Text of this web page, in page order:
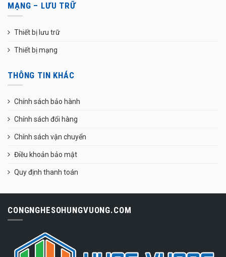
MẠNG – LƯU TRỮ
Thiết bị lưu trữ
Thiết bị mạng
THÔNG TIN KHÁC
Chính sách bảo hành
Chính sách đổi hàng
Chính sách vận chuyển
Điều khoản bảo mật
Quy định thanh toán
CONGNGHESOHUNGVUONG.COM